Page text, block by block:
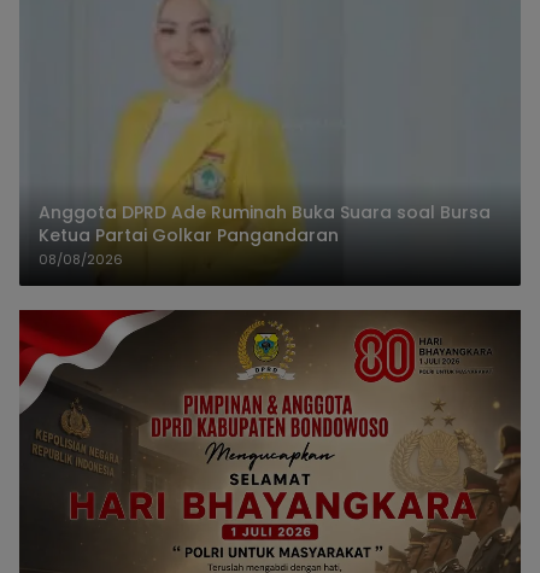
Anggota DPRD Ade Ruminah Buka Suara soal Bursa
Ketua Partai Golkar Pangandaran
08/08/2026